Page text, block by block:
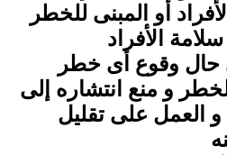
أو المبنى للخطر
الأفراد
حال وقوع أى خطر
و منع انتشاره إلى
العمل على تقليل